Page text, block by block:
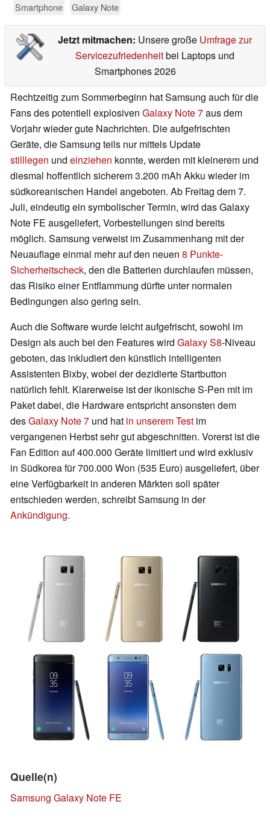
Smartphone
Galaxy Note
Jetzt mitmachen: Unsere große Umfrage zur
Servicezufriedenheitbei Laptops und
Smartphones 2026
Rechtzeitig zum Sommerbeginn hat Samsung auch für die
Fans des potentiell explosiven Galaxy Note 7aus dem
Vorjahr wieder gute Nachrichten. Die aufgefrischten
Geräte, die Samsung teils nur mittels Update
stilllegen und einziehen konnte, werden mit kleinerem und
diesmal hoffentlich sicherem 3.200 mAh Akku wieder im
südkoreanischen Handel angeboten. Ab Freitag dem 7.
Juli, eindeutig ein symbolischer Termin, wird das Galaxy
Note FE ausgeliefert, Vorbestellungen sind bereits
möglich. Samsung verweist im Zusammenhang mit der
Neuauflage einmal mehr auf den neuen 8 Punkte-
Sicherheitscheck, den die Batterien durchlaufen müssen,
das Risiko einer Entflammung dürfte unter normalen
Bedingungen also gering sein.
Auch die Software wurde leicht aufgefrischt, sowohl im
Design als auch bei den Features wird Galaxy S8-Niveau
geboten, das inkludiert den künstlich intelligenten
Assistenten Bixby, wobei der dezidierte Startbutton
natürlich fehlt. Klarerweise ist der ikonische S-Pen mit im
Paket dabei, die Hardware entspricht ansonsten dem
desGalaxy Note 7 und hat in unserem Test im
vergangenen Herbst sehr gut abgeschnitten. Vorerst ist die
Fan Edition auf 400.000 Geräte limitiert und wird exklusiv
in Südkorea für 700.000 Won (535 Euro) ausgeliefert, über
eine Verfügbarkeit in anderen Märkten soll später
entschieden werden, schreibt Samsung in der
Ankündigung.
Quelle(n)
Samsung Galaxy Note FE